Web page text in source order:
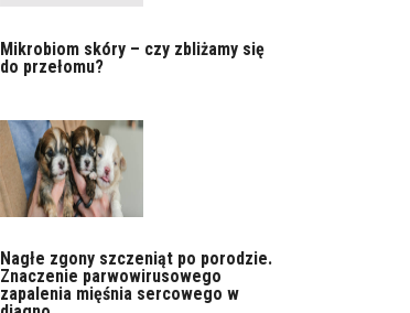
Mikrobiom skóry – czy zbliżamy się
do przełomu?
Nagłe zgony szczeniąt po porodzie.
Znaczenie parwowirusowego
zapalenia mięśnia sercowego w